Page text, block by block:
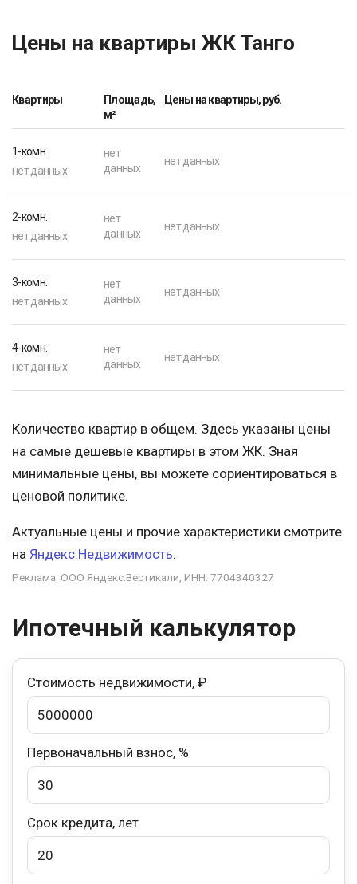
Цены на квартиры ЖК Танго
Квартиры
Площадь,
м²
Цены на квартиры, руб.
1-комн.
нет данных
нет
данных
нет данных
2-комн.
нет данных
нет
данных
нет данных
3-комн.
нет данных
нет
данных
нет данных
4-комн.
нет данных
нет
данных
нет данных
Количество квартир в общем. Здесь указаны цены
на самые дешевые квартиры в этом ЖК. Зная
минимальные цены, вы можете сориентироваться в
ценовой политике.
Актуальные цены и прочие характеристики смотрите
на Яндекс.Недвижимость.
Реклама. ООО Яндекс.Вертикали, ИНН: 7704340327
Ипотечный калькулятор
Стоимость недвижимости, ₽
Первоначальный взнос, %
Срок кредита, лет